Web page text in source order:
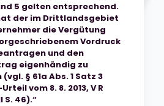
5 gelten entsprechend.
der im Drittlandsgebiet
die Vergütung
Vordruck
und den
eigenhändig zu
§ 61a Abs. 1 Satz 3
vom 8. 8. 2013, V R
S. 46).“